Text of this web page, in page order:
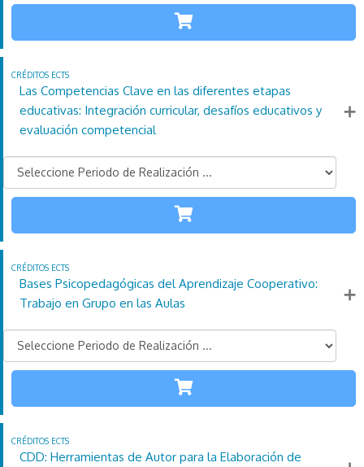
ETAPAS
110 4Créditos
21
Más información
Las Competencias Clave en las diferentes etapas
educativas: Integración curricular, desafíos educativos y
evaluación competencial
ETAPAS
110 4Créditos
21
Más información
Bases Psicopedagógicas del Aprendizaje Cooperativo:
Trabajo en Grupo en las Aulas
ETAPAS
110 4Créditos
21
Más información
CDD: Herramientas de Autor para la Elaboración de